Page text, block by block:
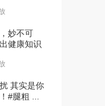
妙不可
健康知识
其实是你
#腿粗 ...